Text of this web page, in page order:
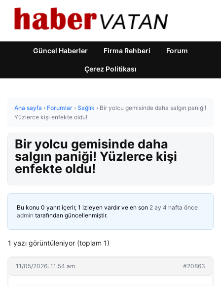
Güncel Haberler Firma Rehberi Forum
Çerez Politikası
Ana sayfa › Forumlar › Sağlık › Bir yolcu gemisinde daha salgın paniği!
Yüzlerce kişi enfekte oldu!
Bir yolcu gemisinde daha
salgın paniği! Yüzlerce kişi
enfekte oldu!
Bu konu 0 yanıt içerir, 1 izleyen vardır ve en son 2 ay 4 hafta önce
admin tarafından güncellenmiştir.
1 yazı görüntüleniyor (toplam 1)
11/05/2026: 11:54 am #20863